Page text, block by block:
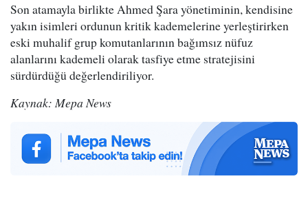
Son atamayla birlikte Ahmed Şara yönetiminin, kendisine
yakın isimleri ordunun kritik kademelerine yerleştirirken
eski muhalif grup komutanlarının bağımsız nüfuz
alanlarını kademeli olarak tasfiye etme stratejisini
sürdürdüğü değerlendiriliyor.
Kaynak: Mepa News